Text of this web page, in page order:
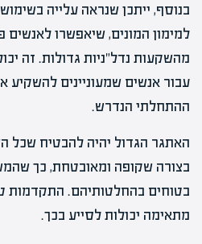
בנוסף, ייתכן שנראה עלייה
למימון המונים, שיאפשרו לאנשים
מהשקעות נדל"ניות גדולות. זה
עבור אנשים שמעוניינים להשקיע
ההתחלתי הנדרש.
האתגר הגדול יהיה להבטיח שכל
בצורה שקופה ומאובטחת, כך
בטוחים בהחלטותיהם. התקדמות
מתאימה יכולות לסייע בכך.